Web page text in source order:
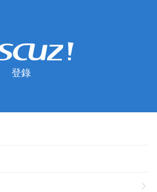
登錄